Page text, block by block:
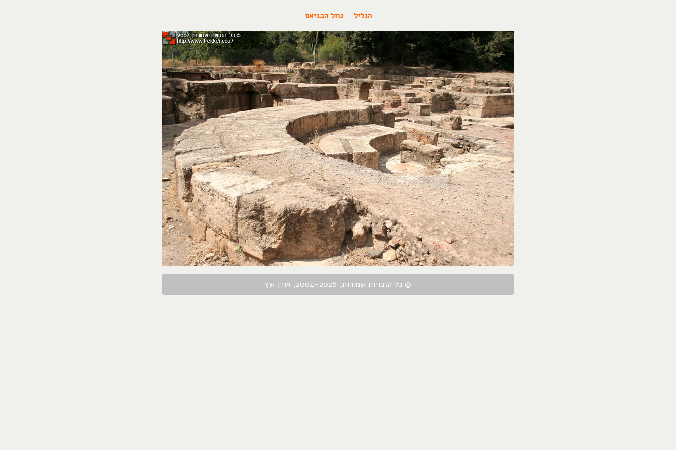
הגליל »נחל הבניאס
© כל הזכויות שמורות, 2004-2026, אורן שץ